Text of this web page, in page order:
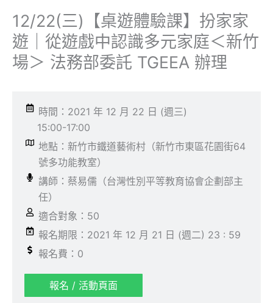
12/22(三)【桌遊體驗課】扮家家
遊｜從遊戲中認識多元家庭＜新竹
場＞ 法務部委託 TGEEA 辦理
時間：2021 年 12 月 22 日 (週三)
15:00-17:00
地點：新竹市鐵道藝術村（新竹市東區花園街64
號多功能教室）
講師：蔡易儒（台灣性別平等教育協會企劃部主
任）
適合對象：50
報名期限：2021 年 12 月 21 日 (週二) 23 : 59
報名費：0
報名 / 活動頁面